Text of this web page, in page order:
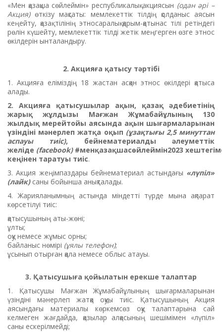
«Мен қазақша сөйлеймін» республикалық акциясын (одан әрі –
Акция)өткізу мақсаты: мемлекеттік тілдің қолданыс аясын
кеңейту, қазақ тілінің этносаралық қарым-қатынас тілі ретіндегі
рөлін күшейту, мемлекеттік тілді жетік меңгерген өзге этнос
өкілдерін ынталандыру.
2. Акцияға қатысу тәртібі
1. Акцияға еліміздің 18 жастан асқан этнос өкілдері қатыса
алады.
2. Акцияға қатысушылар ақын, қазақ әдебиетінің
жарық жұлдызы Мағжан Жұмабайұлының 130
жылдық мерейтойы аясында ақын шығармаларынан
үзіндіні мәнерлеп жатқа оқып (ұзақтығы 2,5 минуттан
аспауы тиіс), бейнематериалды әлеуметтік
желіде (facebook)#менқазақшасөйлеймін2023
кеңінен таратуы тиіс.
3. Акция жеңімпаздары бейнематериал астындағы «лүпіл»
(лайк)саны бойынша анықталады.
4. Жарияланымның астында міндетті түрде мына ақпарат
көрсетілуі тиіс:
қатысушының аты-жөні;
ұлты;
оқу немесе жұмыс орны;
байланыс нөмірі (ұялы телефон);
ұсынып отырған қала немесе облыс атауы.
3. Қатысушыға қойылатын ерекше талаптар
1. Қатысушы Мағжан Жұмабайұлының шығармаларынан
үзіндіні мәнерлеп жатқа оқуы тиіс. Қатысушының Акция
аясындағы материалы көркемсөз оқу талаптарына сай
келмеген жағдайда, қазылар алқасының шешімімен «лүпіл»
саны ескерілмейді;